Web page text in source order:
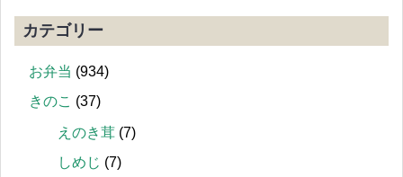
カテゴリー
お弁当 (934)
きのこ (37)
えのき茸 (7)
しめじ (7)